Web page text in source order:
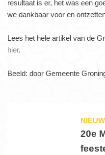
resultaat is er, het was een
we dankbaar voor en
Lees het hele artikel van de
hier.
Beeld: door Gemeente
20e